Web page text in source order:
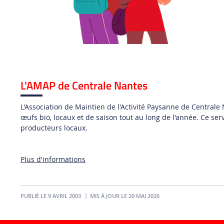
L'AMAP de Centrale Nantes
L'Association de Maintien de l'Activité Paysanne de
œufs bio, locaux et de saison tout au long de l'année. Ce
producteurs locaux.
Plus d'informations
PUBLIÉ LE 9 AVRIL 2003 MIS À JOUR LE 20 MAI 2026